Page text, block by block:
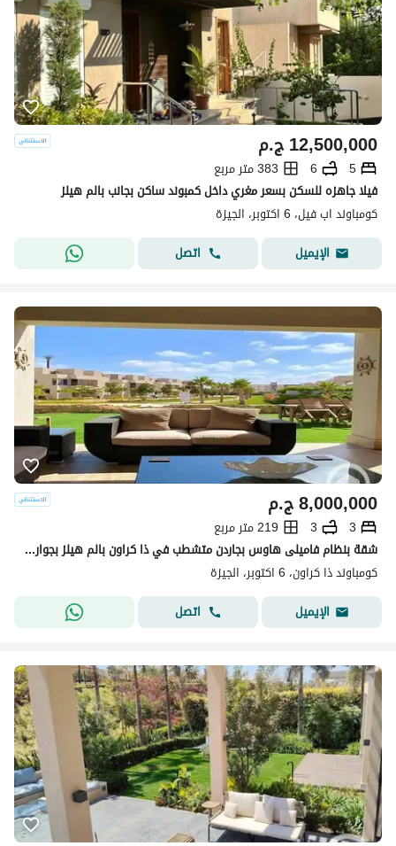
ج.م12,500,000
5
6
383 متر مربع
فيلا جاهزه للسكن بسعر مغري داخل كمبوند ساكن بجانب بالم هيلز
كومباوند اب فيل، 6 اكتوبر، الجيزة
الإيميل
اتصل
ج.م8,000,000
3
3
219 متر مربع
شقة بنظام فاميلى هاوس بجاردن متشطب في ذا كراون بالم هيلز بجوار نيو جيزه و سيتي فيو و سوان ليك ويست و اركان بلازا الشيخ زايد
كومباوند ذا كراون، 6 اكتوبر، الجيزة
الإيميل
اتصل